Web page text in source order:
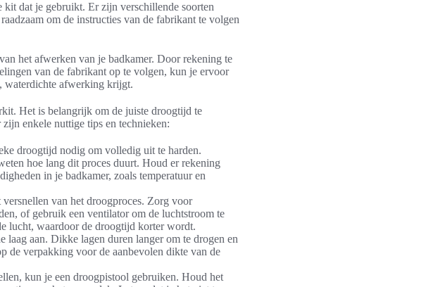
dat je gebruikt. Er zijn verschillende soorten
om de instructies van de fabrikant te volgen
het afwerken van je badkamer. Door rekening te
van de fabrikant op te volgen, kun je ervoor
waterdichte afwerking krijgt.
Het is belangrijk om de juiste droogtijd te
enkele nuttige tips en technieken:
droogtijd nodig om volledig uit te harden.
hoe lang dit proces duurt. Houd er rekening
in je badkamer, zoals temperatuur en
van het droogproces. Zorg voor
of gebruik een ventilator om de luchtstroom te
lucht, waardoor de droogtijd korter wordt.
laag aan. Dikke lagen duren langer om te drogen en
de verpakking voor de aanbevolen dikte van de
kun je een droogpistool gebruiken. Houd het